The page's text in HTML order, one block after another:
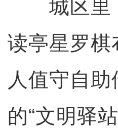
城区里，
读亭星罗棋
人值守自
的“文明驿